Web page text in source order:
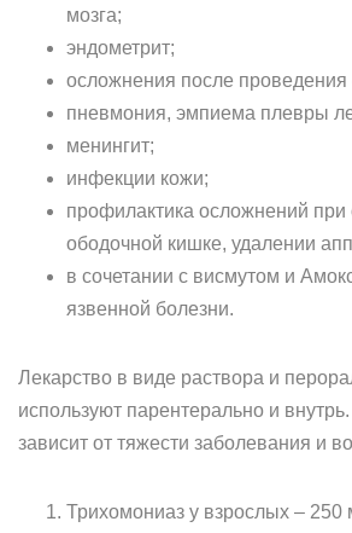
мозга;
эндометрит;
осложнения после проведения
пневмония, эмпиема плевры
менингит;
инфекции кожи;
профилактика осложнений при
ободочной кишке, удалении
в сочетании с висмутом и
язвенной болезни.
Лекарство в виде раствора и
используют парентерально и
зависит от тяжести заболевания и
Трихомониаз у взрослых – 250